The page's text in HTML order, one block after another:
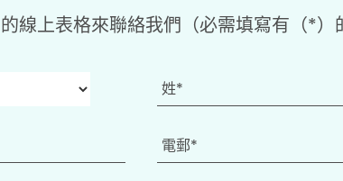
線上表格來聯絡我們（必需填寫有（*）